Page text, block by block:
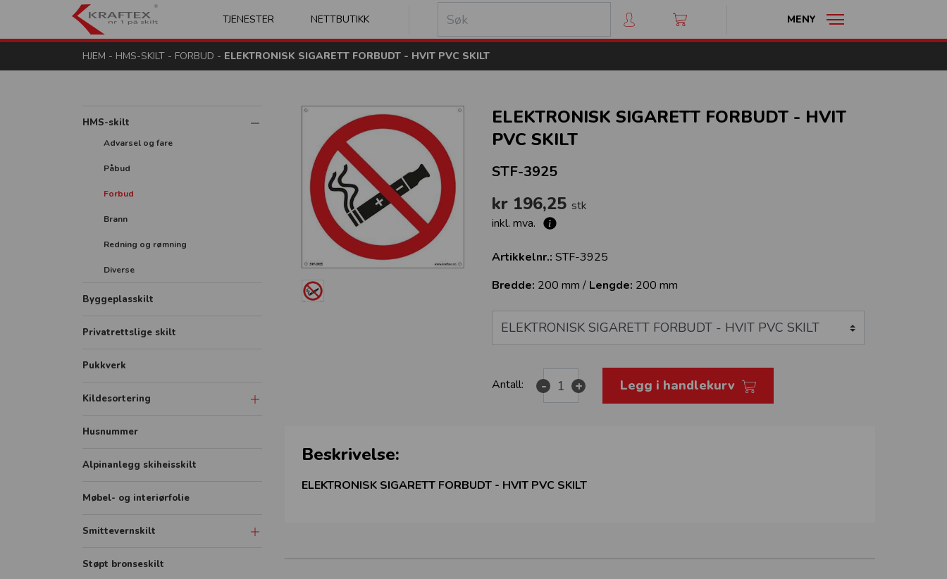
Kraftex - nr 1 på skilt
TJENESTER NETTBUTIKK MENY
HJEM - HMS-SKILT - FORBUD - ELEKTRONISK SIGARETT FORBUDT - HVIT PVC SKILT
HMS-skilt
Advarsel og fare
Påbud
Forbud
Brann
Redning og rømning
Diverse
Byggeplasskilt
Privatrettslige skilt
Pukkverk
Kildesortering
Merkeordningen
Husnummer
Alpinanlegg skiheisskilt
Møbel- og interiørfolie
Smittevernskilt
Skilt
Støpt bronseskilt
ELEKTRONISK SIGARETT FORBUDT - HVIT
PVC SKILT
STF-3925
kr 196,25stk
inkl. mva.
Artikkelnr.: STF-3925
Bredde: 200 mm / Lengde: 200 mm
Antall: - + Legg i handlekurv
Beskrivelse:
ELEKTRONISK SIGARETT FORBUDT - HVIT PVC SKILT